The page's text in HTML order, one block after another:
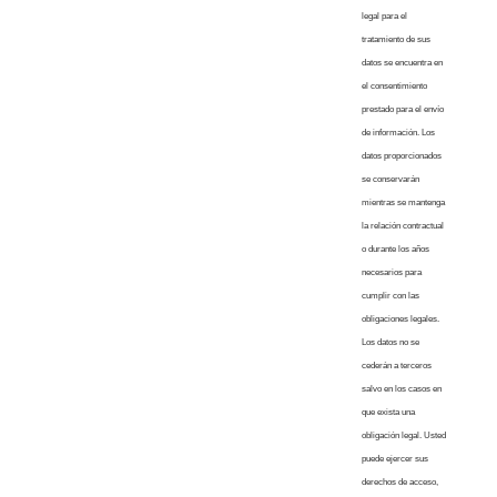
legal para el
tratamiento de sus
datos se encuentra en
el consentimiento
prestado para el envío
de información. Los
datos proporcionados
se conservarán
mientras se mantenga
la relación contractual
o durante los años
necesarios para
cumplir con las
obligaciones legales.
Los datos no se
cederán a terceros
salvo en los casos en
que exista una
obligación legal. Usted
puede ejercer sus
derechos de acceso,